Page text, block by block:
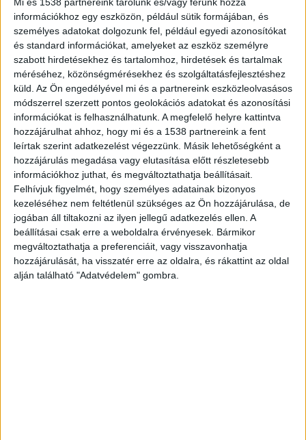
információkhoz egy eszközön, például sütik formájában, és
személyes adatokat dolgozunk fel, például egyedi azonosítókat
és standard információkat, amelyeket az eszköz személyre
szabott hirdetésekhez és tartalomhoz, hirdetések és tartalmak
méréséhez, közönségmérésekhez és szolgáltatásfejlesztéshez
küld. Az Ön engedélyével mi és a partnereink eszközleolvasásos
módszerrel szerzett pontos geolokációs adatokat és azonosítási
információkat is felhasználhatunk. A megfelelő helyre kattintva
hozzájárulhat ahhoz, hogy mi és a 1538 partnereink a fent
leírtak szerint adatkezelést végezzünk. Másik lehetőségként a
hozzájárulás megadása vagy elutasítása előtt részletesebb
információkhoz juthat, és megváltoztathatja beállításait.
Felhívjuk figyelmét, hogy személyes adatainak bizonyos
kezeléséhez nem feltétlenül szükséges az Ön hozzájárulása, de
jogában áll tiltakozni az ilyen jellegű adatkezelés ellen. A
beállításai csak erre a weboldalra érvényesek. Bármikor
megváltoztathatja a preferenciáit, vagy visszavonhatja
hozzájárulását, ha visszatér erre az oldalra, és rákattint az oldal
alján található "Adatvédelem" gombra.
és felháborító volt. A gyanú szerint a
droghálózatot a 35 éves apa mozgatta, aki a Pest
megyei kapcsolataitól szerezte be az anyagot. A
megszerzett kábítószer adagolását,
grammozását és porciózását a szülők a saját,
mindössze 15 éves kamasz lányukra bízták.
Miután a kislány végzett a csomagolással, az áru
értékesítését már közösen végezte az apa, a 32
éves anya, valamint a férfi 31 éves húga.
Fegyveres ellenállásra is
számítottak
Mivel a felderítés során olyan információk